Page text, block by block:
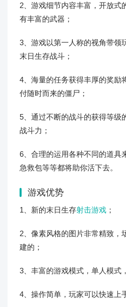
2、游戏细节内容丰富，开放式
有丰富的武器；
3、游戏以第一人称的视角带领
末日生存战斗；
4、海量的任务获得丰厚的奖励
付随时而来的僵尸；
5、通过不断的战斗的获得等级
战斗力；
6、合理的运用各种不同的道具
急救包等等都将助你活下去。
游戏优势
1、新的末日生存射击游戏 ；
2、像素风格的图片非常精致，
建的；
3、丰富的游戏模式，单人模式
4、操作简单，玩家可以快速上